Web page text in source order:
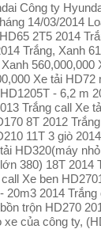
Công ty
14/03/2014
2T5 2014
Trắng, Xanh
Xe tải HD72
- 6,2 m
Trắng call Xe
8T 2012
11T 3 giò
HD320(máy
380) 18T 2014
Xe ben
20m3 2014
trộn HD270
xe của công ty,